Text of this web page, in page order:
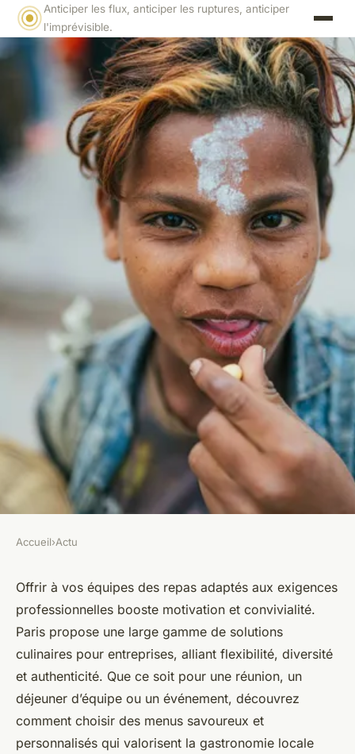
Anticiper les flux, anticiper les ruptures, anticiper
l'imprévisible.
Solutions culinaires pour
entreprises à paris : savourez
nos plats
Sacha•17 février 2026 •8 min de lecture
Accueil›Actu
Offrir à vos équipes des repas adaptés aux exigences
professionnelles booste motivation et convivialité.
Paris propose une large gamme de solutions
culinaires pour entreprises, alliant flexibilité, diversité
et authenticité. Que ce soit pour une réunion, un
déjeuner d’équipe ou un événement, découvrez
comment choisir des menus savoureux et
personnalisés qui valorisent la gastronomie locale